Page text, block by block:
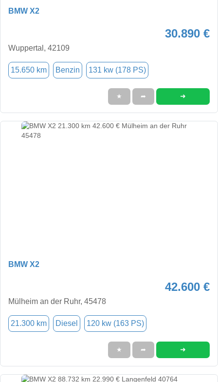
BMW X2
30.890 €
Wuppertal, 42109
15.650 km Benzin 131 kw (178 PS)
★ ➦ ➜
BMW X2
42.600 €
Mülheim an der Ruhr, 45478
21.300 km Diesel 120 kw (163 PS)
★ ➦ ➜